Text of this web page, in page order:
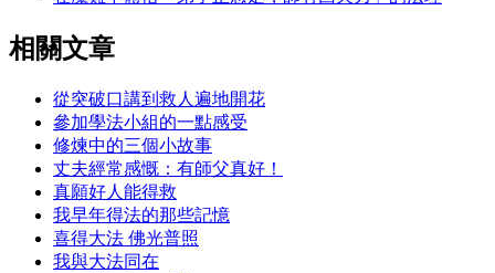
相關文章
從突破口講到救人遍地開花
參加學法小組的一點感受
修煉中的三個小故事
丈夫經常感慨：有師父真好！
真願好人能得救
我早年得法的那些記憶
喜得大法 佛光普照
我與大法同在